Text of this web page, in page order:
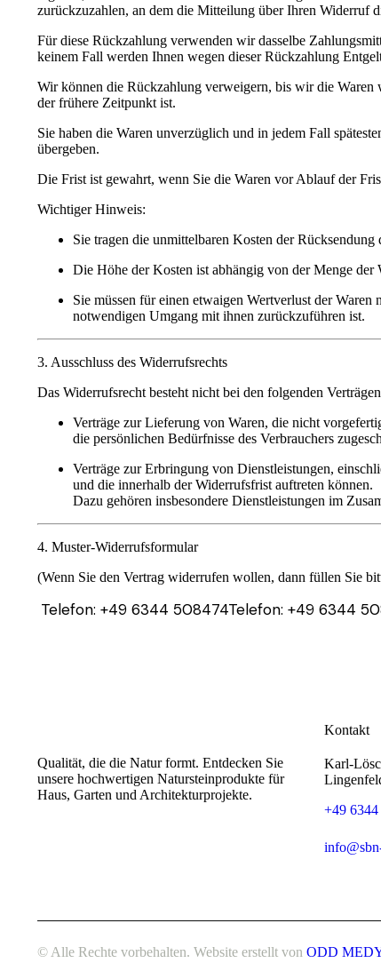
zurückzuzahlen, an dem die Mitteilung über Ihren Widerruf
Für diese Rückzahlung verwenden wirdasselbe
keinem Fall werden Ihnen wegen dieser Rückzahlung
Wir können die Rückzahlung verweigern, bis wir die Waren
der frühere Zeitpunkt ist.
Sie haben die Waren unverzüglich und in jedem Fall
übergeben.
Die Frist ist gewahrt, wenn Sie die Waren vor Ablauf der
Wichtiger Hinweis:
Sie tragen die unmittelbaren Kosten der Rücksendung
Die Höhe der Kosten ist abhängig von der Menge der
Sie müssen für einen etwaigen Wertverlust der Waren
notwendigen Umgang mit ihnen zurückzuführen ist.
3. Ausschluss des Widerrufsrechts
Das Widerrufsrecht besteht nicht bei den folgenden
Verträge zur Lieferung von Waren, die nicht
die persönlichen Bedürfnisse des Verbrauchers
Verträge zur Erbringung von Dienstleistungen,
und die innerhalb der Widerrufsfrist auftreten können.
Dazu gehören insbesondere Dienstleistungen im
4. Muster-Widerrufsformular
(Wenn Sie den Vertrag widerrufen wollen, dann füllen Sie
Telefon: +49 6344 508474Telefon: +49 6344
Qualität, die die Natur formt. Entdecken Sie
unsere hochwertigen Natursteinprodukte für
Haus, Garten und Architekturprojekte.
Kontakt
Karl-
+49
© Alle Rechte vorbehalten. Website erstellt von ODD